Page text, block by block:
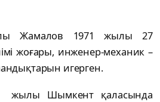
Жамалов 1971 жылы 27
жоғары, инженер-механик –
игерген.
жылы Шымкент қаласында